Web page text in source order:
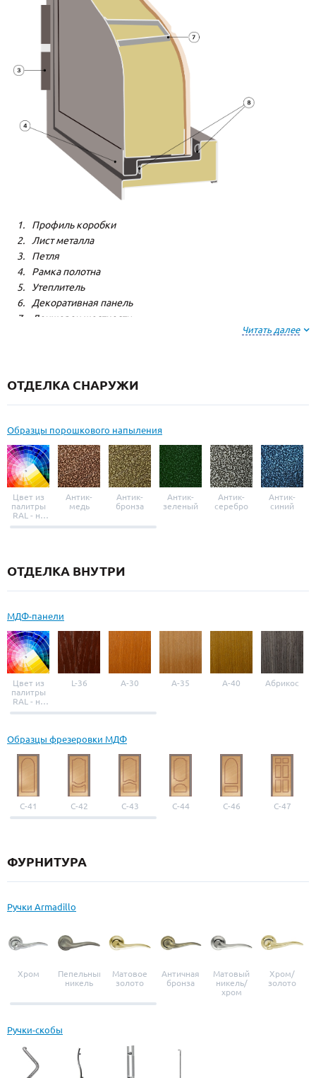
Профиль коробки
Лист металла
Петля
Рамка полотна
Утеплитель
Декоративная панель
Лонжерон жесткости
Читать далее
ОТДЕЛКА СНАРУЖИ
Образцы порошкового напыления
Цвет из
палитры
RAL - на
выбор
Антик-
медь
Антик-
бронза
Антик-
зеленый
Антик-
серебро
Антик-
синий
ОТДЕЛКА ВНУТРИ
МДФ-панели
Цвет из
палитры
RAL - на
выбор
L-36 A-30 A-35 A-40 Абрикос
Образцы фрезеровки МДФ
С-41 С-42 С-43 С-44 С-46 С-47
ФУРНИТУРА
Ручки Armadillo
Хром
Пепельный
никель
Матовое
золото
Античная
бронза
Матовый
никель/
хром
Хром/
золото
Ручки-скобы